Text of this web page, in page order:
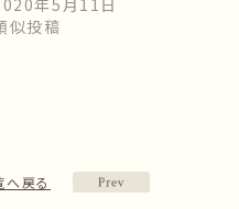
年5月11日
似投稿
へ戻る